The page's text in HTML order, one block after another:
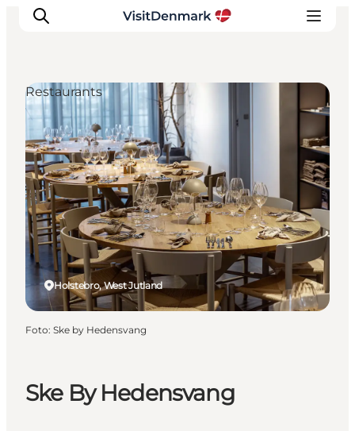
Inspiratie
Bestemmingen
Wat te doen
Accommodaties
Plan je reis
Ske By Hedensvang
Holstebro, West Jutland
Restaurants
Foto: Ske by Hedensvang